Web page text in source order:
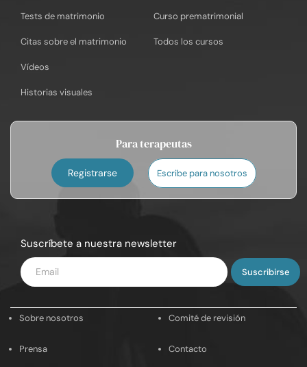
Tests de matrimonio
Citas sobre el matrimonio
Vídeos
Historias visuales
Curso prematrimonial
Todos los cursos
Para terapeutas
Registrarse Escribe para nosotros
Suscríbete a nuestra newsletter
Introduce
tu
Sobre nosotros Comité de revisión
Prensa Contacto